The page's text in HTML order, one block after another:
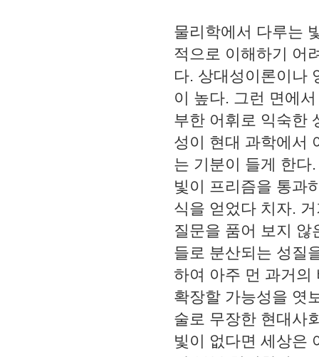
물리학에서 다루는
적으로 이해하기 어
다. 상대성이론이나
이 높다. 그런 면에
부한 어휘로 익숙한
성이 현대 과학에서
는 기분이 들게 한다.
빛이 프리즘을 통과
식을 얻었다 치자.
질문을 품어 보지 않
들로 분산되는 성질
하여 아주 먼 과거의
확장할 가능성을 엿
술로 무장한 현대사
빛이 없다면 세상은